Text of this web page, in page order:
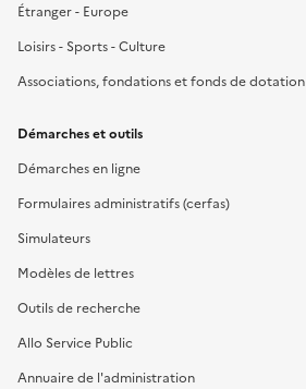
Étranger - Europe
Loisirs - Sports - Culture
Associations, fondations et fonds de dotation
Démarches et outils
Démarches en ligne
Formulaires administratifs (cerfas)
Simulateurs
Modèles de lettres
Outils de recherche
Allo Service Public
Annuaire de l'administration